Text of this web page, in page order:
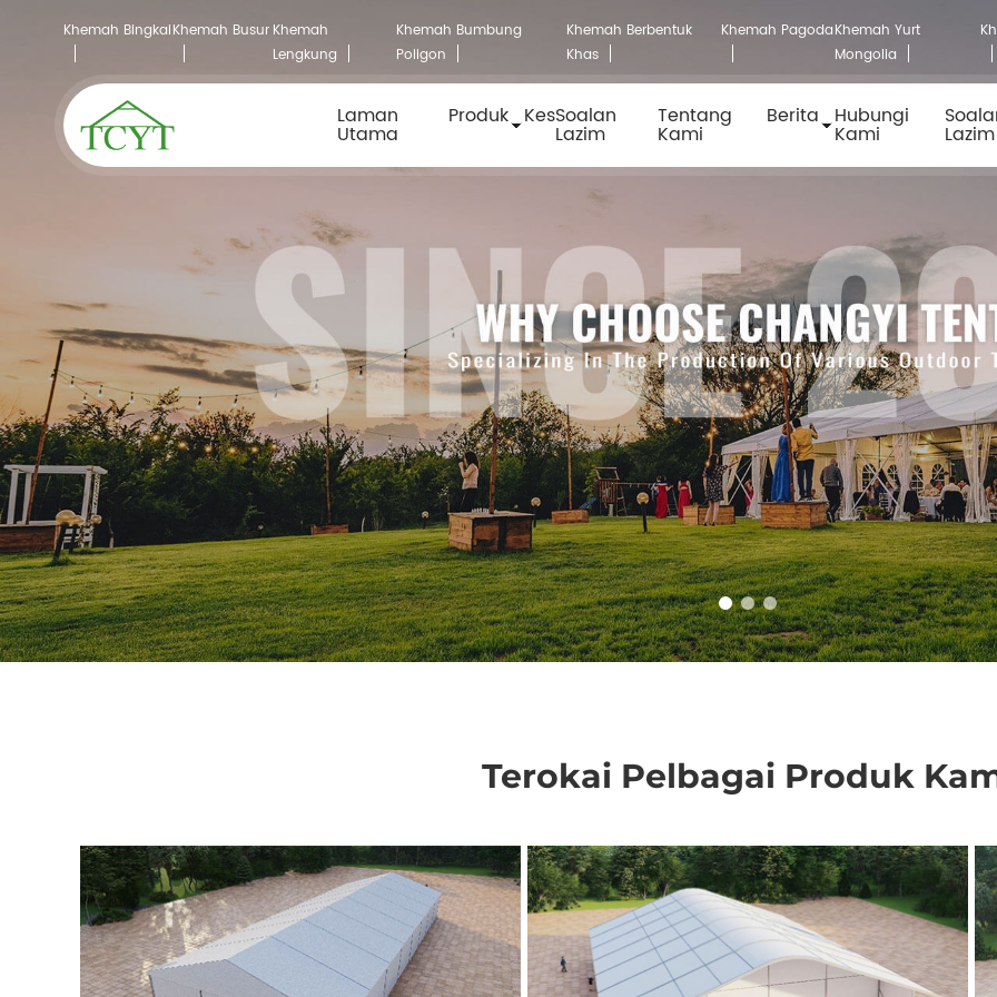
Khemah BingkaiKhemah Busur Khemah
Lengkung
Khemah Bumbung
Poligon
Khemah Berbentuk
Khas
Khemah PagodaKhemah Yurt
Mongolia
Laman
Utama
Produk KesSoalan
Lazim
Tentang
Kami
Berita Hubungi
Kami Lazim
Terokai Pelbagai Produk